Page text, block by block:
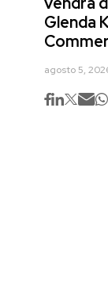
Glenda
agosto 5,